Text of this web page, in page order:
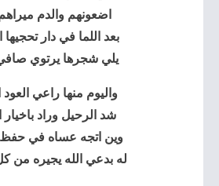
اضعونهم والدم
بعد اللما في دار تحجيها
يلي شجرها يرتوي صافي
واليوم منها راعي العود
شد الرحيل وراد باخيار
وين اتجه عساه في حفظ
له بدعي الله يجيره من